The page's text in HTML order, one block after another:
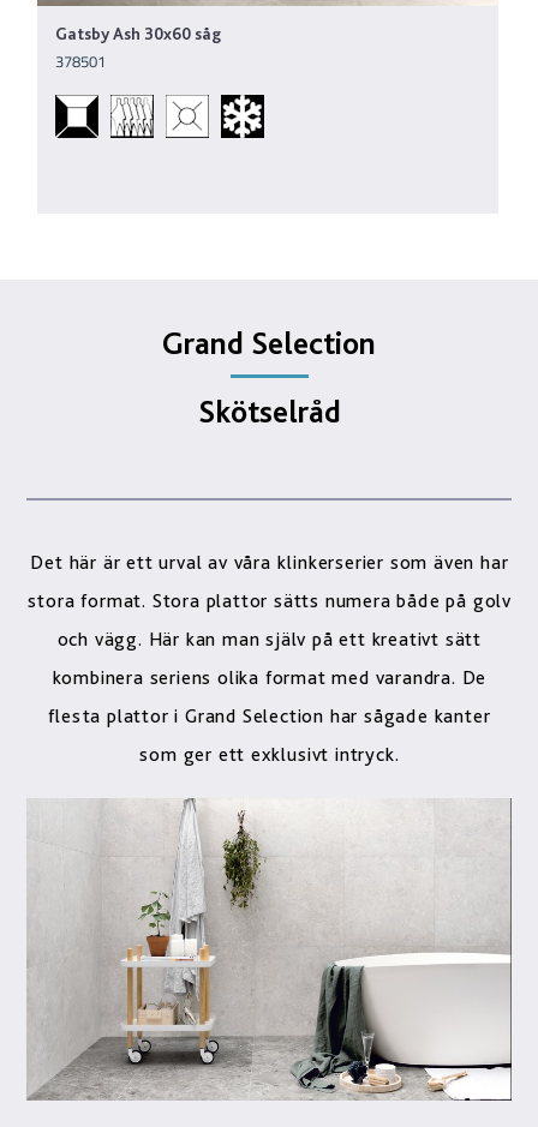
Gatsby Ash 30x60 såg
378501
Grand Selection
Skötselråd
Det här är ett urval av våra klinkerserier som även har
stora format. Stora plattor sätts numera både på golv
och vägg. Här kan man själv på ett kreativt sätt
kombinera seriens olika format med varandra. De
flesta plattor i Grand Selection har sågade kanter
som ger ett exklusivt intryck.